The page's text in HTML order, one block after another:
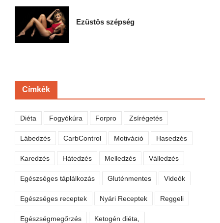
Ezüstös szépség
Címkék
Diéta Fogyókúra Forpro Zsírégetés
Lábedzés CarbControl Motiváció Hasedzés
Karedzés Hátedzés Melledzés Válledzés
Egészséges táplálkozás Gluténmentes Videók
Egészséges receptek Nyári Receptek Reggeli
Egészségmegőrzés Ketogén diéta,